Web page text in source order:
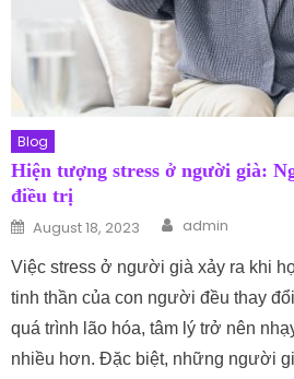
Blog
Hiện tượng stress ở người già:
điều trị
Posted on
August 18, 2023 Author
admin
Việc stress ở người già xảy ra khi
tinh thần của con người đều thay
quá trình lão hóa, tâm lý trở nên
nhiều hơn. Đặc biệt, những người